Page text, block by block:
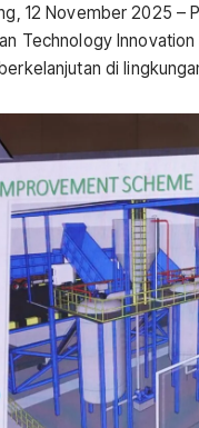
12 November 2025 –
Technology
di